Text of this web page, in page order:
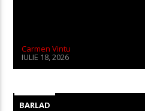
Carmen Vintu
IULIE 18, 2026
BARLAD